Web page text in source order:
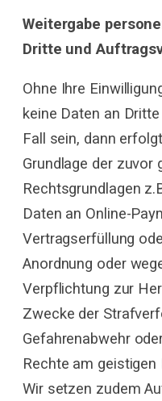
Weitergabe
Dritte und
Ohne Ihre
keine Daten an
Fall sein, dann
Grundlage der zuvor
Rechtsgrundlagen
Daten an Online-
Vertragserfüllung
Anordnung oder
Verpflichtung zur
Zwecke der
Gefahrenabwehr
Rechte am geistigen
Wir setzen zudem